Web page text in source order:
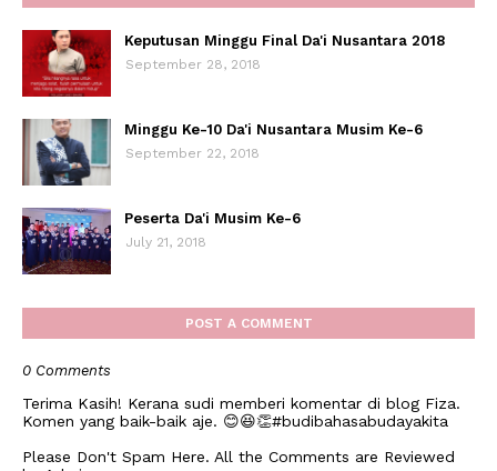
Keputusan Minggu Final Da'i Nusantara 2018
September 28, 2018
Minggu Ke-10 Da'i Nusantara Musim Ke-6
September 22, 2018
Peserta Da'i Musim Ke-6
July 21, 2018
POST A COMMENT
0 Comments
Terima Kasih! Kerana sudi memberi komentar di blog Fiza.
Komen yang baik-baik aje. 😊😆👏#budibahasabudayakita
Please Don't Spam Here. All the Comments are Reviewed